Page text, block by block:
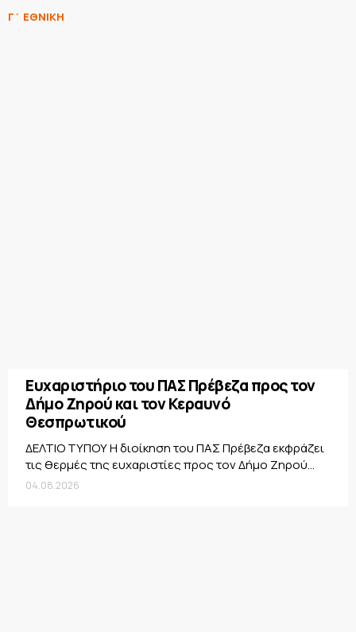
Γ΄ ΕΘΝΙΚΗ
Ευχαριστήριο του ΠΑΣ Πρέβεζα προς τον
Δήμο Ζηρού και τον Κεραυνό
Θεσπρωτικού
ΔΕΛΤΙΟ ΤΥΠΟΥ Η διοίκηση του ΠΑΣ Πρέβεζα εκφράζει
τις θερμές της ευχαριστίες προς τον Δήμο Ζηρού...
04.08.2026